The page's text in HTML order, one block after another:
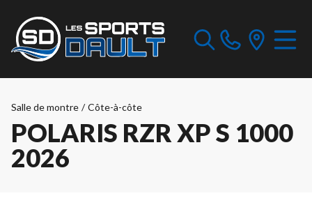
Salle de montre / Côte-à-côte
POLARIS RZR XP S 1000
2026